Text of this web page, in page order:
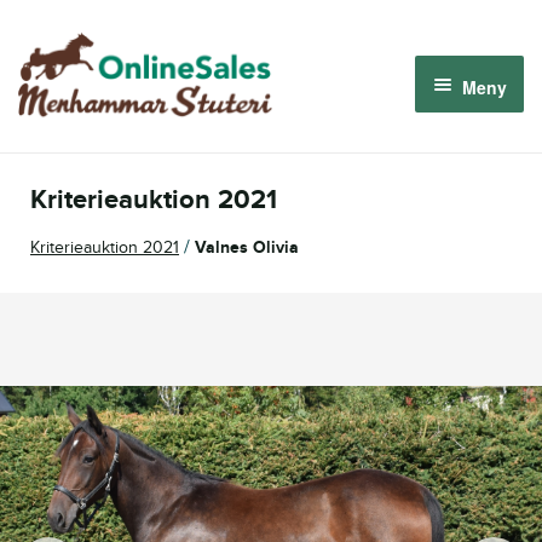
Hoppa
till
navigering
Hoppa
till
innehåll
Meny
Logga in
Kriterieauktion 2021
Kriterieauktion 2021 / Valnes Olivia